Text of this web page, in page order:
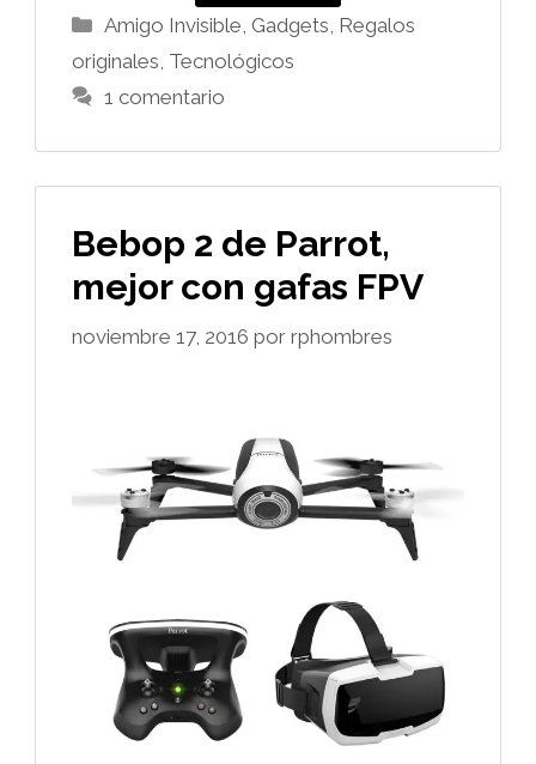
Categorías
Amigo Invisible Gadgets Regalos
originales Tecnológicos
1 comentario
Bebop 2 de Parrot,
mejor con gafas FPV
noviembre 17, 2016 por rphombres